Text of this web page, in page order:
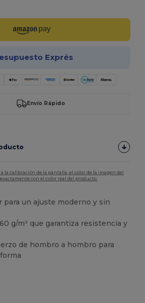
Exprés
Envío Rápido
la calibración de la pantalla, el color de la imagen del
con el color real del producto.
para un ajuste moderno y sin
g/m² que garantiza resistencia y
de hombro a hombro para